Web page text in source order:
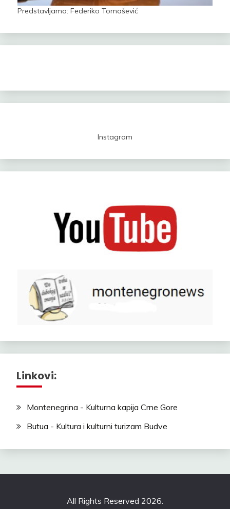
Predstavljamo: Federiko Tomašević
Instagram
Linkovi:
Montenegrina - Kulturna kapija Crne Gore
Butua - Kultura i kulturni turizam Budve
All Rights Reserved 2026.